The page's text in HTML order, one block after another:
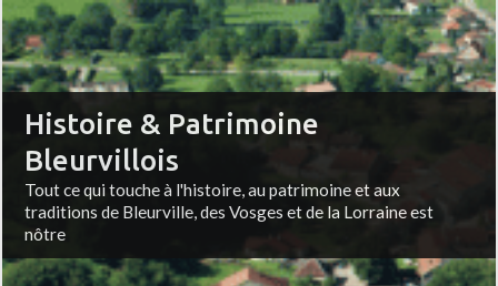
Histoire & Patrimoine
Bleurvillois
Tout ce qui touche à l'histoire, au patrimoine et aux
traditions de Bleurville, des Vosges et de la Lorraine est
nôtre